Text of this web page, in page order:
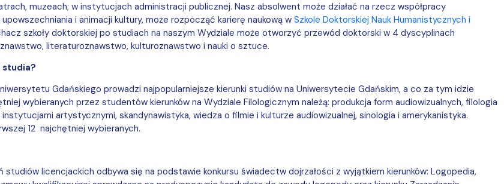
muzeach; w instytucjach administracji publicznej. Nasz absolwent może działać na rzecz współpracy
i animacji kultury, może rozpocząć karierę naukową w Szkole Doktorskiej Nauk Humanistycznych i
szkoły doktorskiej po studiach na naszym Wydziale może otworzyć przewód doktorski w 4 dyscyplinach
literaturoznawstwo, kulturoznawstwo i nauki o sztuce.
studia?
Gdańskiego prowadzi najpopularniejsze kierunki studiów na Uniwersytecie Gdańskim, a co za tym idzie
wybieranych przez studentów kierunków na Wydziale Filologicznym należą: produkcja form audiowizualnych, filologia
instytucjami artystycznymi, skandynawistyka, wiedza o filmie i kulturze audiowizualnej, sinologia i amerykanistyka.
12 najchętniej wybieranych.
studiów licencjackich odbywa się na podstawie konkursu świadectw dojrzałości z wyjątkiem kierunków: Logopedia,